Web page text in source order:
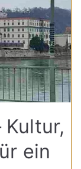
Kultur,
ein